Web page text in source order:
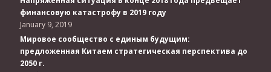
финансовую катастрофу в 2019 году
January 9, 2019
Мировое сообщество с единым будущим:
предложенная Китаем стратегическая перспектива до
2050 г.